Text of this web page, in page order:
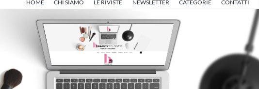
HOME CHI SIAMO LE RIVISTE NEWSLETTER CATEGORIE CONTATTI